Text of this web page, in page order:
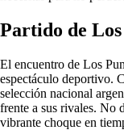
Partido de
El encuentro de Los
espectáculo deportivo.
selección nacional
frente a sus rivales. No
vibrante choque en